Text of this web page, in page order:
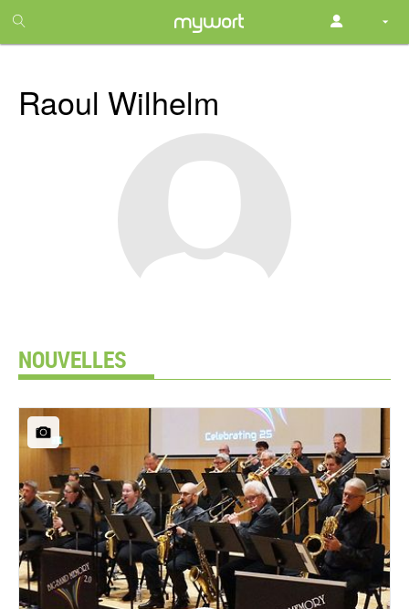
month
free
Raoul Wilhelm
NOUVELLES